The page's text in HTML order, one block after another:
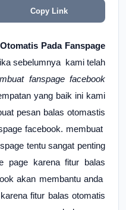
Copy Link
Pada Fanspage
sebelumnya kami telah
fanspage facebook
yang baik ini kami
pesan balas otomastis
facebook. membuat
tentu sangat penting
page karena fitur balas
akan membantu anda
fitur balas otomatis